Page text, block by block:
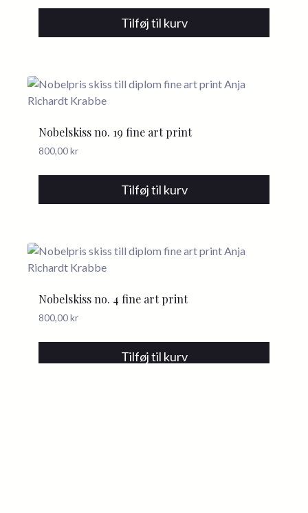
Tilføj til kurv
Nobelskiss no. 19 fine art print
800,00kr
Tilføj til kurv
Nobelskiss no. 4 fine art print
800,00kr
Tilføj til kurv